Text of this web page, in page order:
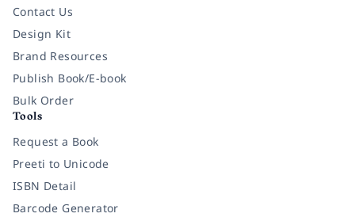
Contact Us
Design Kit
Brand Resources
Publish Book/E-book
Bulk Order
Tools
Request a Book
Preeti to Unicode
ISBN Detail
Barcode Generator